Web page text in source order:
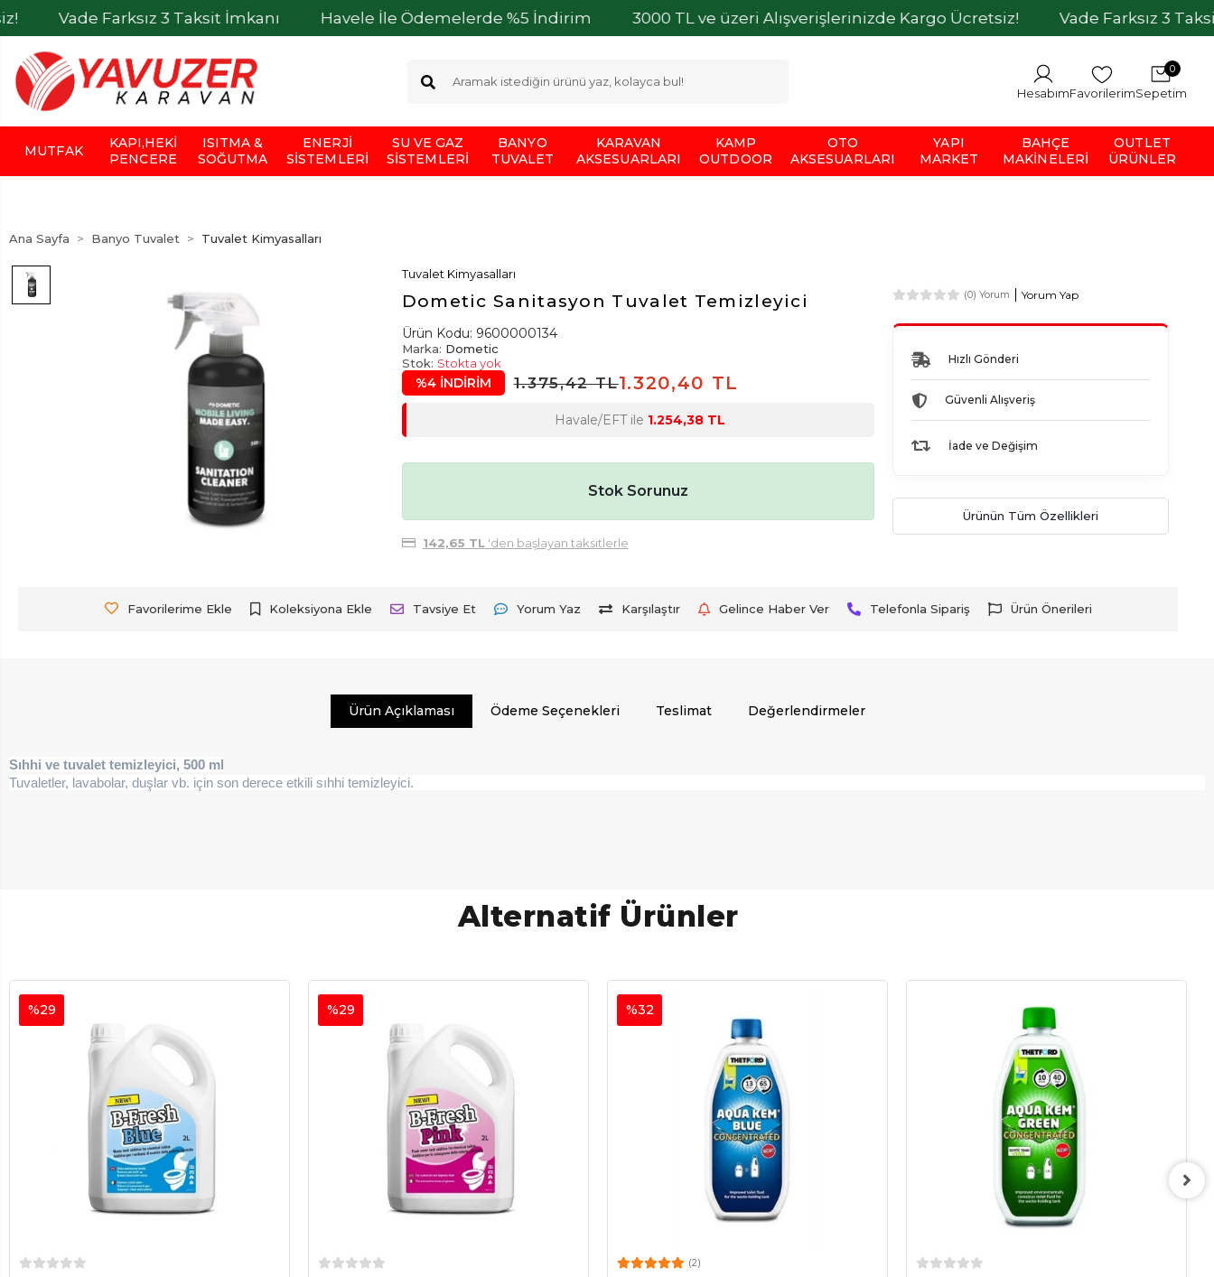
Farksız 3 Taksit İmkanı Havele İle Ödemelerde %5 İndirim 3000 TL ve üzeri Alışverişlerinizde Kargo Ücretsiz! Vade Farksız 3 Taksit
HesabımFavorilerim
0
Sepetim
MUTFAK
KAPI,HEKI
PENCERE
ISITMA &
SOĞUTMA
ENERJI
SISTEMLERI
SU VE GAZ
SISTEMLERI
BANYO
TUVALET
KARAVAN
AKSESUARLARI
KAMP
OUTDOOR
OTO
AKSESUARLARI
YAPI
MARKET
BAHÇE
MAKINELERI
OUTLET
ÜRÜNLER
Ana Sayfa Banyo Tuvalet Tuvalet Kimyasalları
Tuvalet Kimyasalları
Dometic Sanitasyon Tuvalet Temizleyici
Ürün Kodu: 9600000134
Marka: Dometic
Stok: Stokta yok
%4 İNDİRİM 1.375,42 TL1.320,40 TL
Havale/EFT ile 1.254,38 TL
Stok Sorunuz
142,65 TL'den başlayan taksitlerle
(0) Yorum Yorum Yap
Hızlı Gönderi
Güvenli Alışveriş
İade ve Değişim
Ürünün Tüm Özellikleri
Favorilerime Ekle Koleksiyona Ekle Tavsiye Et Yorum Yaz Karşılaştır Gelince Haber Ver Telefonla Sipariş Ürün Önerileri
Ürün Açıklaması Ödeme Seçenekleri Teslimat Değerlendirmeler
Sıhhi ve tuvalet temizleyici, 500 ml
Tuvaletler, lavabolar, duşlar vb. için son derece etkili sıhhi temizleyici.
Alternatif Ürünler
%29 %29
(2)
%32